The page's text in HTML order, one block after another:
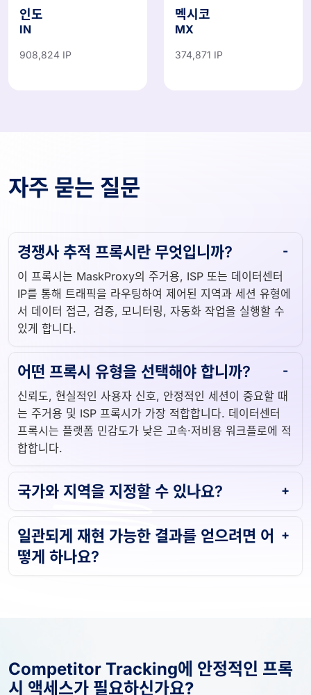
인도
IN
908,824 IP
멕시코
MX
374,871 IP
자주 묻는 질문
경쟁사 추적 프록시란 무엇입니까?
이 프록시는 MaskProxy의 주거용, ISP 또는 데이터센터
IP를 통해 트래픽을 라우팅하여 제어된 지역과 세션 유형에
서 데이터 접근, 검증, 모니터링, 자동화 작업을 실행할 수
있게 합니다.
어떤 프록시 유형을 선택해야 합니까?
신뢰도, 현실적인 사용자 신호, 안정적인 세션이 중요할 때
는 주거용 및 ISP 프록시가 가장 적합합니다. 데이터센터
프록시는 플랫폼 민감도가 낮은 고속·저비용 워크플로에 적
합합니다.
국가와 지역을 지정할 수 있나요?
일관되게 재현 가능한 결과를 얻으려면 어
떻게 하나요?
Competitor Tracking에 안정적인 프록
시 액세스가 필요하신가요?